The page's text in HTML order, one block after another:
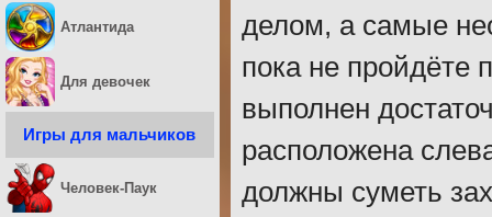
делом, а самые
пока не пройдёте
выполнен
расположена
должны суметь
Атлантида
Для девочек
Игры для мальчиков
Человек-Паук